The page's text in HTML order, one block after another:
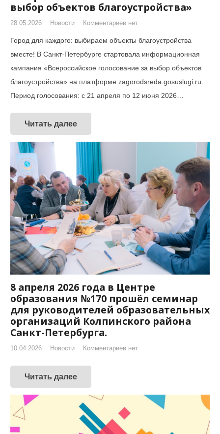
выбор объектов благоустройства»
28.05.2026 Новости Комментариев нет
Город для каждого: выбираем объекты благоустройства
вместе! В Санкт-Петербурге стартовала информационная
кампания «Всероссийское голосование за выбор объектов
благоустройства» на платформе zagorodsreda.gosuslugi.ru.
Период голосования: с 21 апреля по 12 июня 2026…
Читать далее
8 апреля 2026 года в Центре
образования №170 прошёл семинар
для руководителей образовательных
организаций Колпинского района
Санкт-Петербурга.
10.04.2026 Новости Комментариев нет
Читать далее